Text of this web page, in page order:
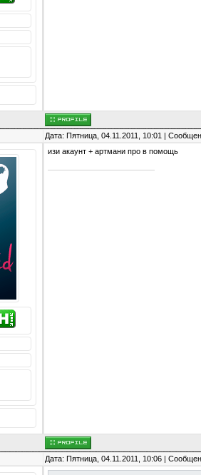
Дата: Пятница, 04.11.2011, 10:01 |
изи акаунт + артмани про в помощь
Дата: Пятница, 04.11.2011, 10:06 |